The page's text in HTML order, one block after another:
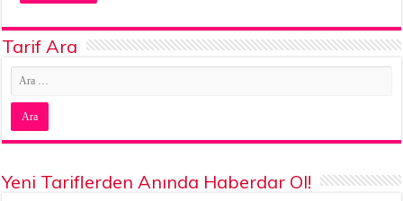
Tarif Ara
Yeni Tariflerden Anında Haberdar Ol!